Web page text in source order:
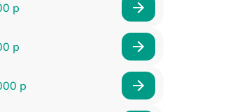
р
р
р